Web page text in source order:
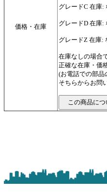
価格・在庫
グレードC 在庫:
グレードD 在庫:
グレードZ 在庫:
在庫なしの場合
正確な在庫・価
(お電話での部品
そちらからお問